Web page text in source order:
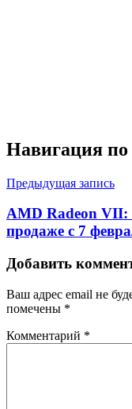
Навигация по
Предыдущая запись
AMD Radeon VII:
продаже с 7
Добавить
Ваш адрес email не
помечены *
Комментарий *